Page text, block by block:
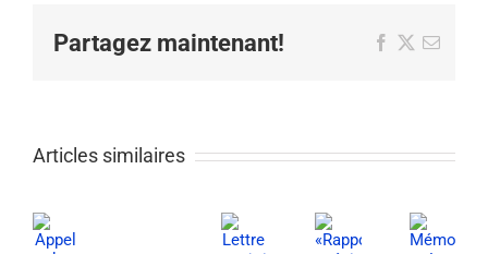
Partagez maintenant! Facebook
X Email
Articles similaires